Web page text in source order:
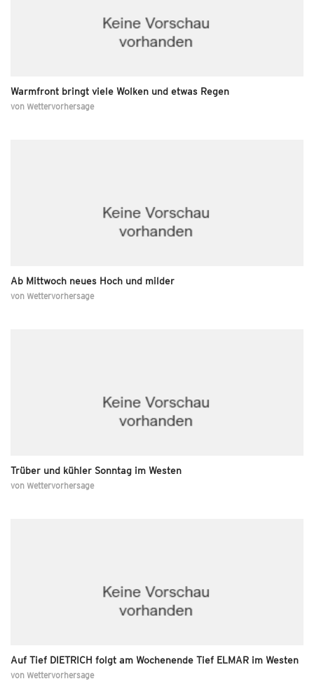
Warmfront bringt viele Wolken und etwas Regen
von Wettervorhersage
Ab Mittwoch neues Hoch und milder
von Wettervorhersage
Trüber und kühler Sonntag im Westen
von Wettervorhersage
Auf Tief DIETRICH folgt am Wochenende Tief ELMAR im Westen
von Wettervorhersage